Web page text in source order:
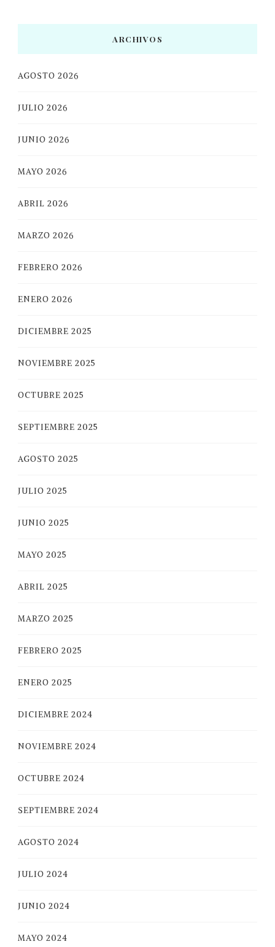
ARCHIVOS
AGOSTO 2026
JULIO 2026
JUNIO 2026
MAYO 2026
ABRIL 2026
MARZO 2026
FEBRERO 2026
ENERO 2026
DICIEMBRE 2025
NOVIEMBRE 2025
OCTUBRE 2025
SEPTIEMBRE 2025
AGOSTO 2025
JULIO 2025
JUNIO 2025
MAYO 2025
ABRIL 2025
MARZO 2025
FEBRERO 2025
ENERO 2025
DICIEMBRE 2024
NOVIEMBRE 2024
OCTUBRE 2024
SEPTIEMBRE 2024
AGOSTO 2024
JULIO 2024
JUNIO 2024
MAYO 2024